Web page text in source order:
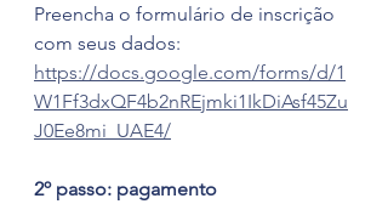
Preencha o formulário de inscrição
com seus dados:
https://docs.google.com/forms/d/1
W1Ff3dxQF4b2nREjmki1IkDiAsf45Zu
J0Ee8mi_UAE4/
2º passo: pagamento